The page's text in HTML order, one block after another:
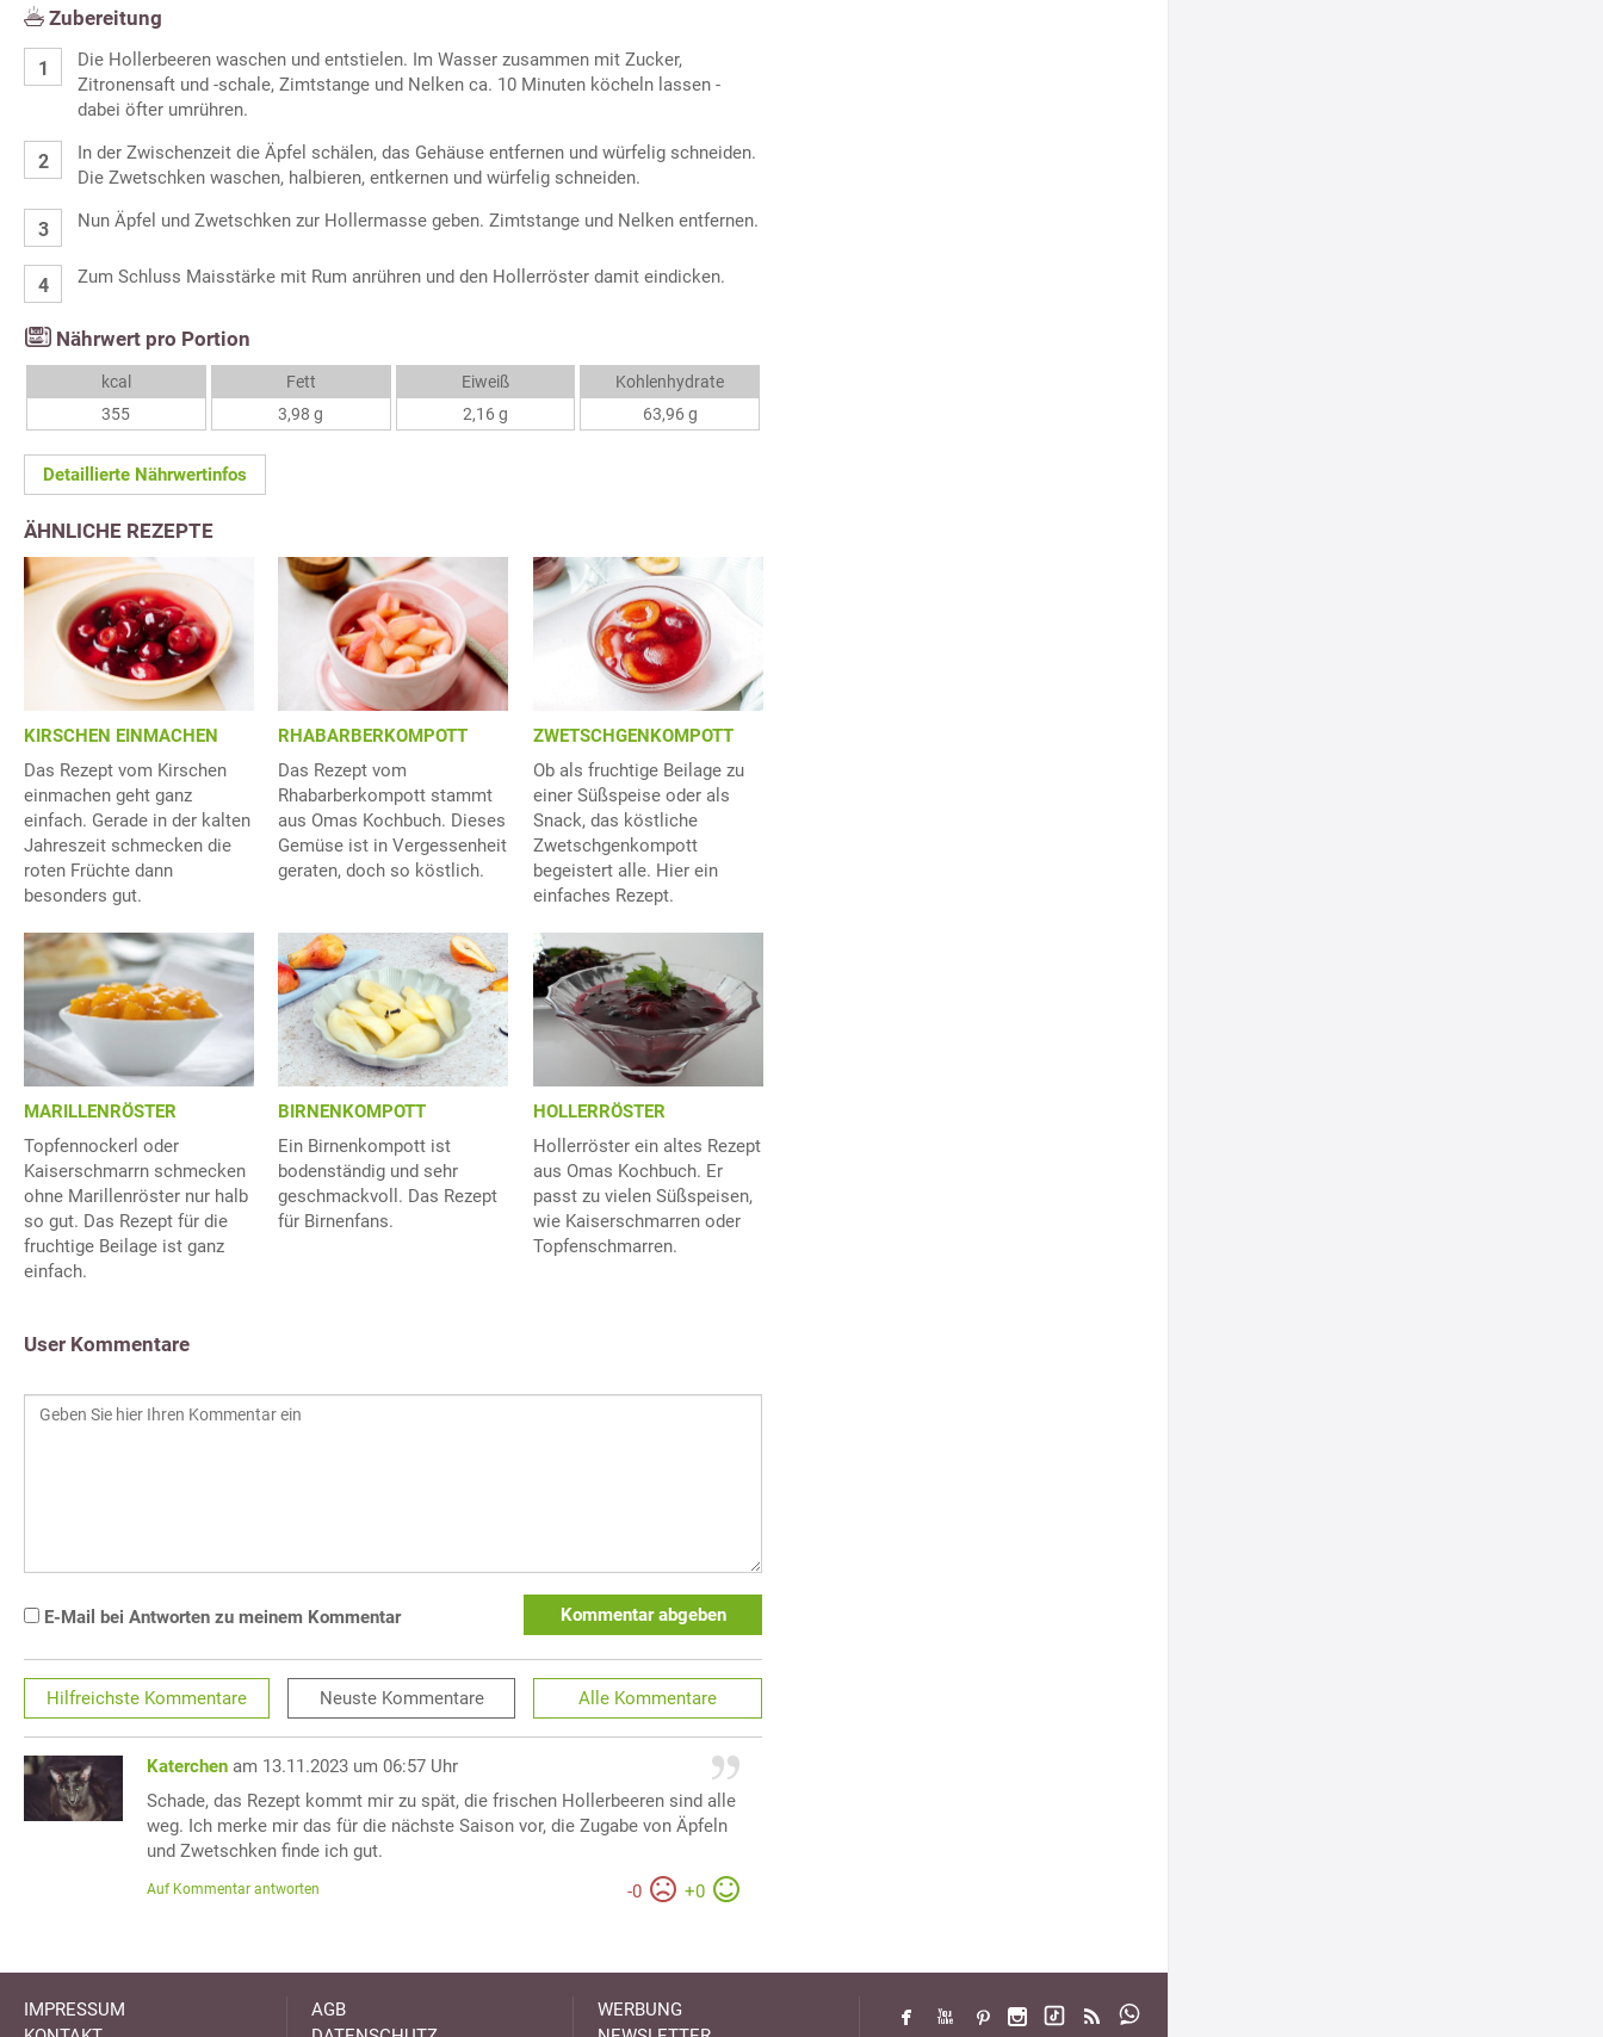
Zubereitung
Die Hollerbeeren waschen und entstielen. Im Wasser zusammen mit Zucker,
Zitronensaft und -schale, Zimtstange und Nelken ca. 10 Minuten köcheln lassen -
dabei öfter umrühren.
In der Zwischenzeit die Äpfel schälen, das Gehäuse entfernen und würfelig schneiden.
Die Zwetschken waschen, halbieren, entkernen und würfelig schneiden.
Nun Äpfel und Zwetschken zur Hollermasse geben. Zimtstange und Nelken entfernen.
Zum Schluss Maisstärke mit Rum anrühren und den Hollerröster damit eindicken.
Nährwert pro Portion
kcal
355
Fett
3,98 g
Eiweiß
2,16 g
Kohlenhydrate
63,96 g
Detaillierte Nährwertinfos
ÄHNLICHE REZEPTE
KIRSCHEN EINMACHEN
Das Rezept vom Kirschen
einmachen geht ganz
einfach. Gerade in der kalten
Jahreszeit schmecken die
roten Früchte dann
besonders gut.
RHABARBERKOMPOTT
Das Rezept vom
Rhabarberkompott stammt
aus Omas Kochbuch. Dieses
Gemüse ist in Vergessenheit
geraten, doch so köstlich.
ZWETSCHGENKOMPOTT
Ob als fruchtige Beilage zu
einer Süßspeise oder als
Snack, das köstliche
Zwetschgenkompott
begeistert alle. Hier ein
einfaches Rezept.
MARILLENRÖSTER
Topfennockerl oder
Kaiserschmarrn schmecken
ohne Marillenröster nur halb
so gut. Das Rezept für die
fruchtige Beilage ist ganz
einfach.
BIRNENKOMPOTT
Ein Birnenkompott ist
bodenständig und sehr
geschmackvoll. Das Rezept
für Birnenfans.
HOLLERRÖSTER
Hollerröster ein altes Rezept
aus Omas Kochbuch. Er
passt zu vielen Süßspeisen,
wie Kaiserschmarren oder
Topfenschmarren.
User Kommentare
E-Mail bei Antworten zu meinem Kommentar Kommentar abgeben
Hilfreichste Kommentare Neuste Kommentare Alle Kommentare
Katerchen am 13.11.2023 um 06:57 Uhr
Schade, das Rezept kommt mir zu spät, die frischen Hollerbeeren sind alle
weg. Ich merke mir das für die nächste Saison vor, die Zugabe von Äpfeln
und Zwetschken finde ich gut.
-0 +0
Auf Kommentar antworten
IMPRESSUM
AGB
WERBUNG